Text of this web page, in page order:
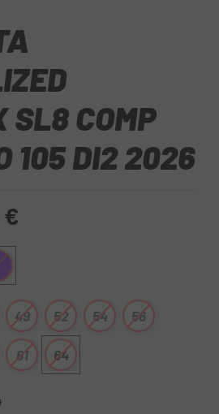
SL8 COMP
105 DI2 2026
€
49 52 54 56
61 64